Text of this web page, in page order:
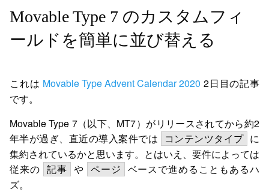
Movable Type 7 のカスタムフィ
ールドを簡単に並び替える
これは Movable Type Advent Calendar 2020 2日目の記事
です。
Movable Type 7（以下、MT7）がリリースされてから約2
年半が過ぎ、直近の導入案件では
コンテンツタイプ
に
集約されているかと思います。とはいえ、要件によっては
従来の
記事 や ページ
ベースで進めることもあるハ
ズ。